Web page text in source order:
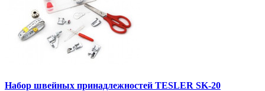
Набор швейных принадлежностей TESLER SK-20